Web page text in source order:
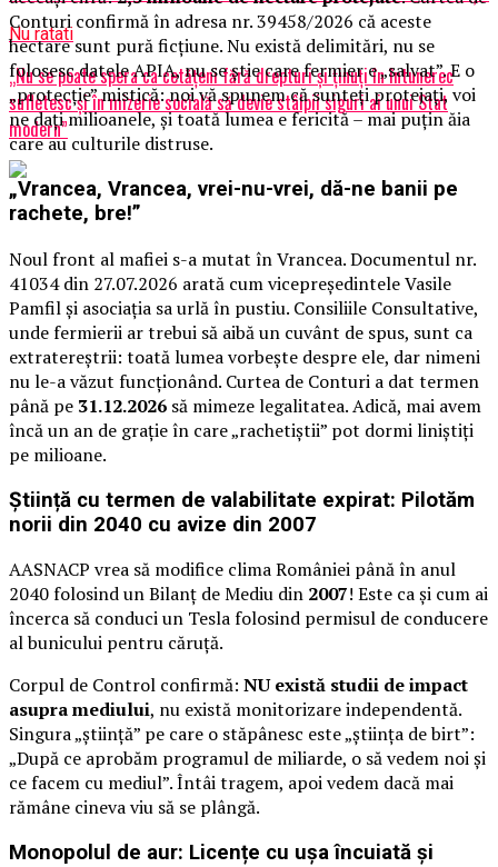
Nu ratati
„Nu se poate spera ca cetățeni fără drepturi și ținuți în întunerec
sufletesc și în mizerie socială să devie stâlpii siguri ai unui Stat
modern”
Conturi confirmă în adresa nr. 39458/2026 că aceste
hectare sunt pură ficțiune. Nu există delimitări, nu se
folosesc datele APIA, nu se știe care fermier e „salvat”. E o
„protecție” mistică: noi vă spunem că sunteți protejați, voi
ne dați milioanele, și toată lumea e fericită – mai puțin ăia
care au culturile distruse.
„Vrancea, Vrancea, vrei-nu-vrei, dă-ne banii pe
rachete, bre!”
Noul front al mafiei s-a mutat în Vrancea. Documentul nr.
41034 din 27.07.2026 arată cum vicepreședintele Vasile
Pamfil și asociația sa urlă în pustiu. Consiliile Consultative,
unde fermierii ar trebui să aibă un cuvânt de spus, sunt ca
extratereștrii: toată lumea vorbește despre ele, dar nimeni
nu le-a văzut funcționând. Curtea de Conturi a dat termen
până pe 31.12.2026 să mimeze legalitatea. Adică, mai avem
încă un an de grație în care „rachetiștii” pot dormi liniștiți
pe milioane.
Știință cu termen de valabilitate expirat: Pilotăm
norii din 2040 cu avize din 2007
AASNACP vrea să modifice clima României până în anul
2040 folosind un Bilanț de Mediu din 2007! Este ca și cum ai
încerca să conduci un Tesla folosind permisul de conducere
al bunicului pentru căruță.
Corpul de Control confirmă: NU există studii de impact
asupra mediului, nu există monitorizare independentă.
Singura „știință” pe care o stăpânesc este „știința de birt”:
„După ce aprobăm programul de miliarde, o să vedem noi și
ce facem cu mediul”. Întâi tragem, apoi vedem dacă mai
rămâne cineva viu să se plângă.
Monopolul de aur: Licențe cu ușa încuiată și